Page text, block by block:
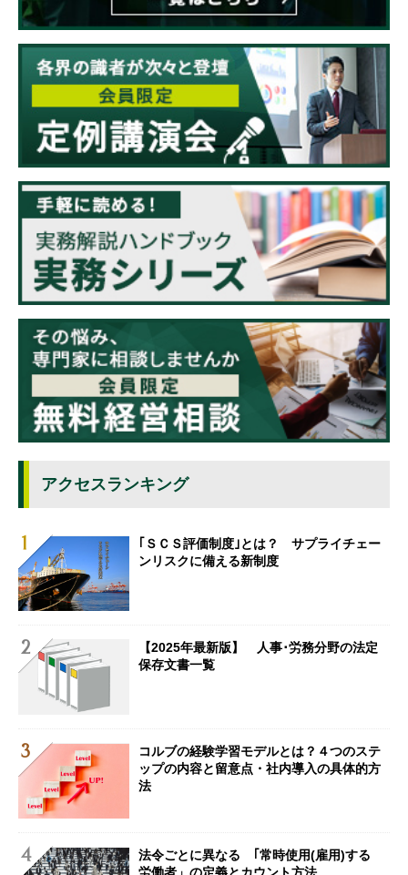
アクセスランキング
｢ＳＣＳ評価制度｣とは？ サプライチェー
ンリスクに備える新制度
【2025年最新版】 人事･労務分野の法定
保存文書一覧
コルブの経験学習モデルとは？４つのステ
ップの内容と留意点・社内導入の具体的方
法
法令ごとに異なる ｢常時使用(雇用)する